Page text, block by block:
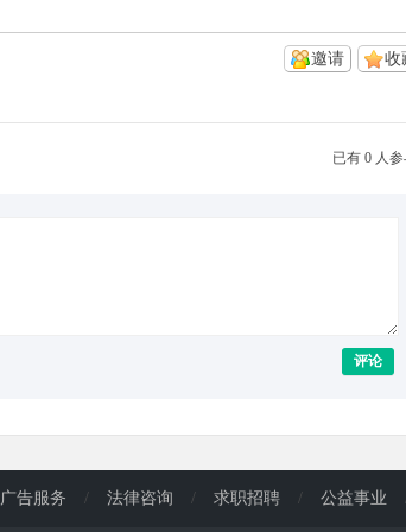
收
邀请
已有 0 人
评论
广告服务 / 法律咨询 / 求职招聘 / 公益事业